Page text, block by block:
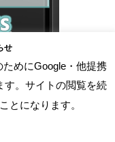
せ
めにGoogle・他提携
す。サイトの閲覧を続
とになります。